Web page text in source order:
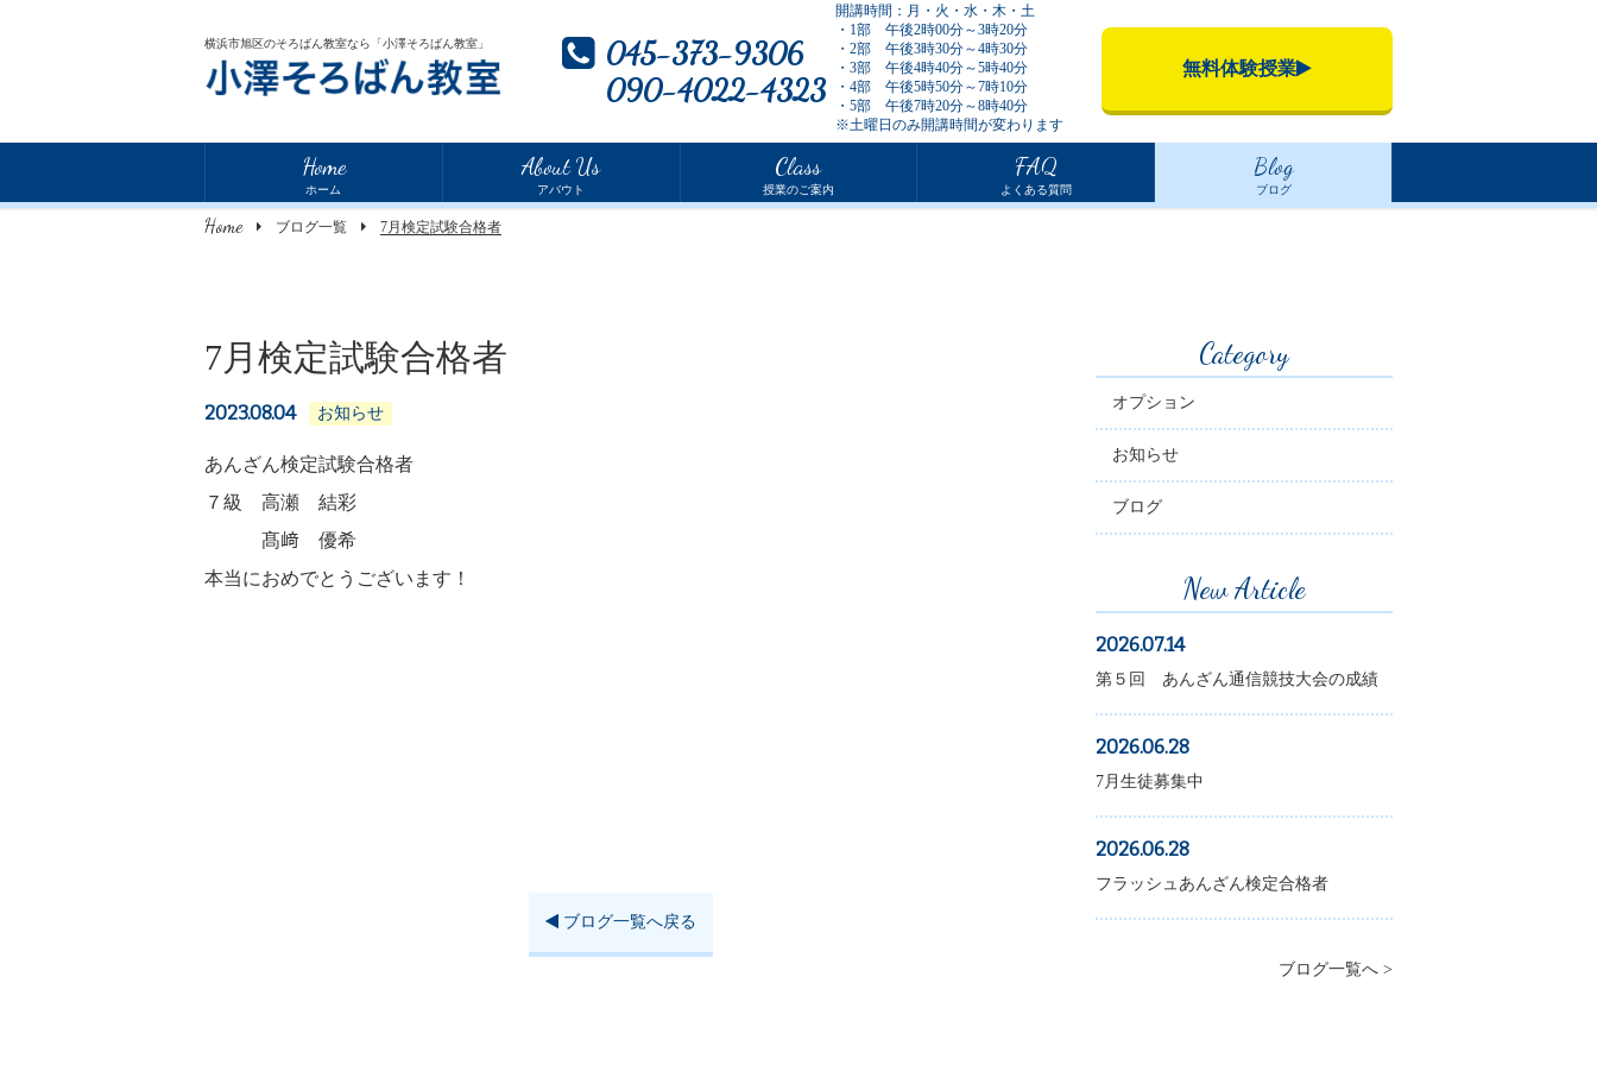
045-373-9306
090-4022-4323
開講時間：月・火・水・木・土
・1部 午後2時00分～3時20分
・2部 午後3時30分～4時30分
・3部 午後4時40分～5時40分
・4部 午後5時50分～7時10分
・5部 午後7時20分～8時40分
※土曜日のみ開講時間が変わります
横浜市旭区のそろばん教室なら「小澤そろばん教室」
無料体験授業
Home
ホーム
About Us
アバウト
Class
授業のご案内
FAQ
よくある質問
Blog
ブログ
Home ブログ一覧 7月検定試験合格者
7月検定試験合格者
2023.08.04 お知らせ
あんざん検定試験合格者
７級 高瀬 結彩
髙﨑 優希
本当におめでとうございます！
ブログ一覧へ戻る
Category
オプション
お知らせ
ブログ
New Article
2026.07.14
第５回 あんざん通信競技大会の成績
2026.06.28
7月生徒募集中
2026.06.28
フラッシュあんざん検定合格者
ブログ一覧へ >